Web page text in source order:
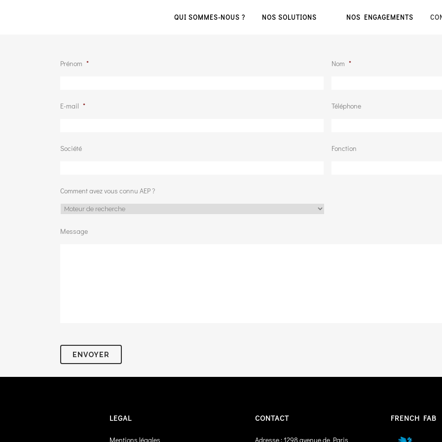
QUI SOMMES-NOUS ? NOS SOLUTIONS NOS ENGAGEMENTS
Prénom * Nom *
E-mail * Téléphone
Société Fonction
Comment avez vous connu AEP ?
Message
LEGAL
Mentions légales
CONTACT
Adresse : 1298 avenue de Paris
FRENCH FAB